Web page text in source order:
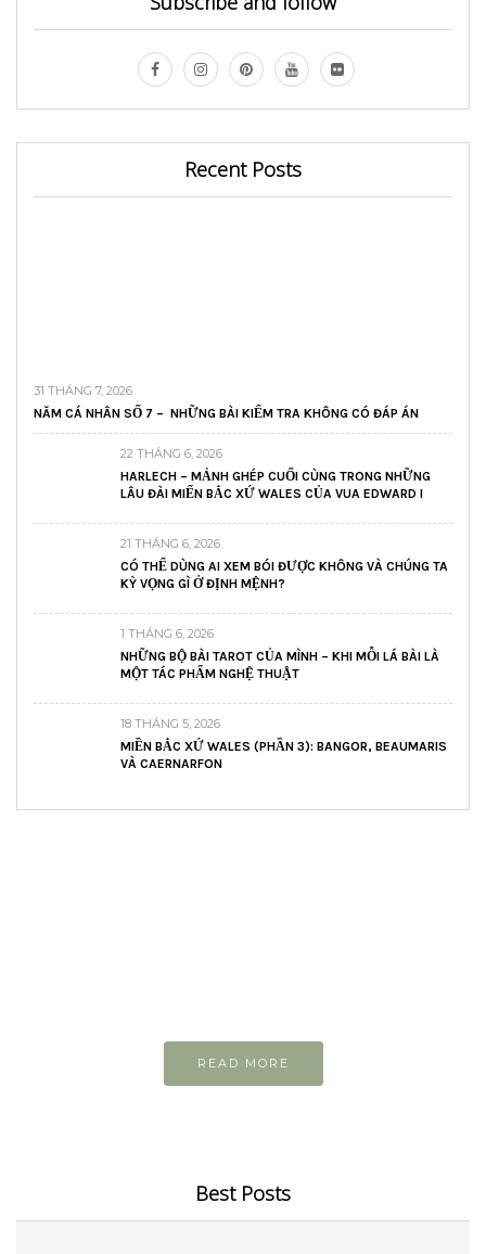
Recent Posts
31 THÁNG 7, 2026
NĂM CÁ NHÂN SỐ 7 – NHỮNG BÀI KIỂM TRA KHÔNG CÓ ĐÁP ÁN
22 THÁNG 6, 2026
HARLECH – MẢNH GHÉP CUỐI CÙNG TRONG NHỮNG
LÂU ĐÀI MIẾN BẮC XỨ WALES CỦA VUA EDWARD I
21 THÁNG 6, 2026
CÓ THỂ DÙNG AI XEM BÓI ĐƯỢC KHÔNG VÀ CHÚNG TA
KỲ VỌNG GÌ Ở ĐỊNH MỆNH?
1 THÁNG 6, 2026
NHỮNG BỘ BÀI TAROT CỦA MÌNH – KHI MỖI LÁ BÀI LÀ
MỘT TÁC PHẨM NGHỆ THUẬT
18 THÁNG 5, 2026
MIỀN BẮC XỨ WALES (PHẦN 3): BANGOR, BEAUMARIS
VÀ CAERNARFON
READ MORE
Best Posts